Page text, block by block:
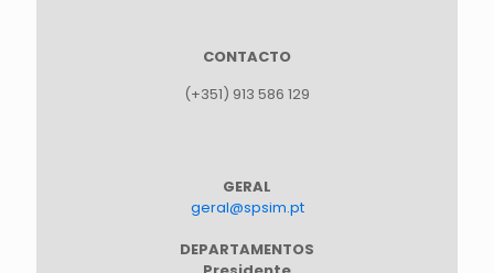
CONTACTO
(+351) 913 586 129
GERAL
geral@spsim.pt
DEPARTAMENTOS